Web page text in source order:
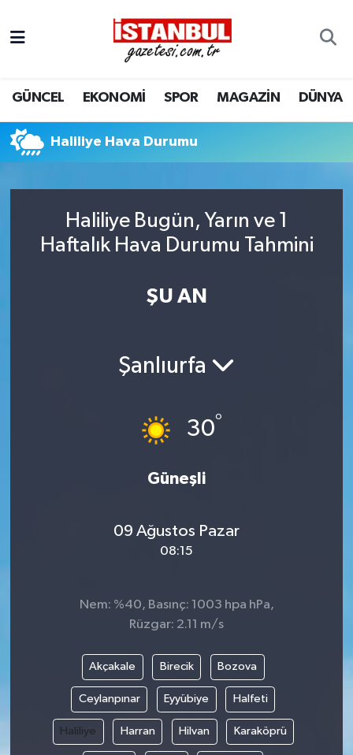
GÜNCEL EKONOMİ SPOR MAGAZİN DÜNYA
Haliliye Hava Durumu
Haliliye Bugün, Yarın ve 1
Haftalık Hava Durumu Tahmini
ŞU AN
Şanlıurfa
30°
Güneşli
09 Ağustos Pazar
08:15
Nem: %40, Basınç: 1003 hpa hPa,
Rüzgar: 2.11 m/s
Akçakale Birecik Bozova
Ceylanpınar Eyyübiye Halfeti
Haliliye Harran Hilvan Karaköprü
EKONOMİ
İSTANBUL
SPOR
Nöbetçi Eczaneler
Hava Durumu
Trafik Durumu
Tüm Manşetler